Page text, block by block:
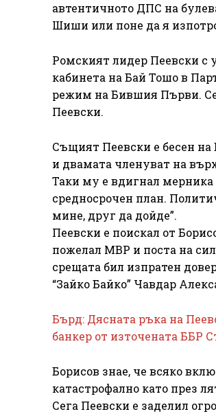
автентичното ДПС на
Шиши или поне да я
Ромският лидер Пеевски с
кабинета на Бай Тошо в
режим на Бившия Първи.
Пеевски.
Същият Пеевски е бесен
и двамата членуват на
Таки му е вдигнал мерника
средносрочен план.
мине, друг да дойде”.
Пеевски е поискал от
пожелал МВР и поста на
срещата бил изпратен
“Зайко Байко” Чавдар
Бърд: Дясната ръка на
банкер от източената ББР
Борисов знае, че всяко
катастрофално като през
Сега Пеевски е заделил